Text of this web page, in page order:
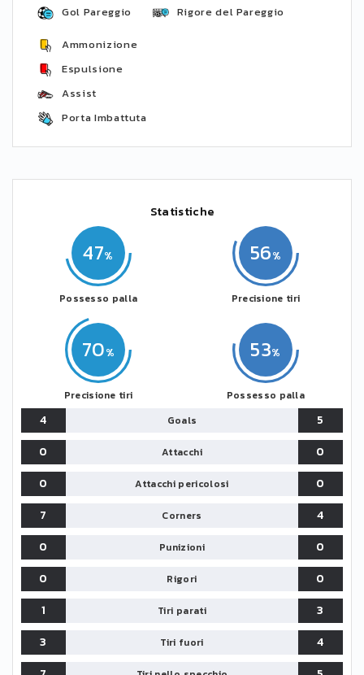
Gol Pareggio
Rigore del Pareggio
Ammonizione
Espulsione
Assist
Porta Imbattuta
Statistiche
47
Possesso palla
70
Precisione tiri
53
Possesso palla
56
Precisione tiri
4 Goals
5
0
Attacchi
0
0
Attacchi pericolosi
0
7
Corners
4
0
Punizioni
0
0
Rigori
0
1
Tiri parati
3
3
Tiri fuori
4